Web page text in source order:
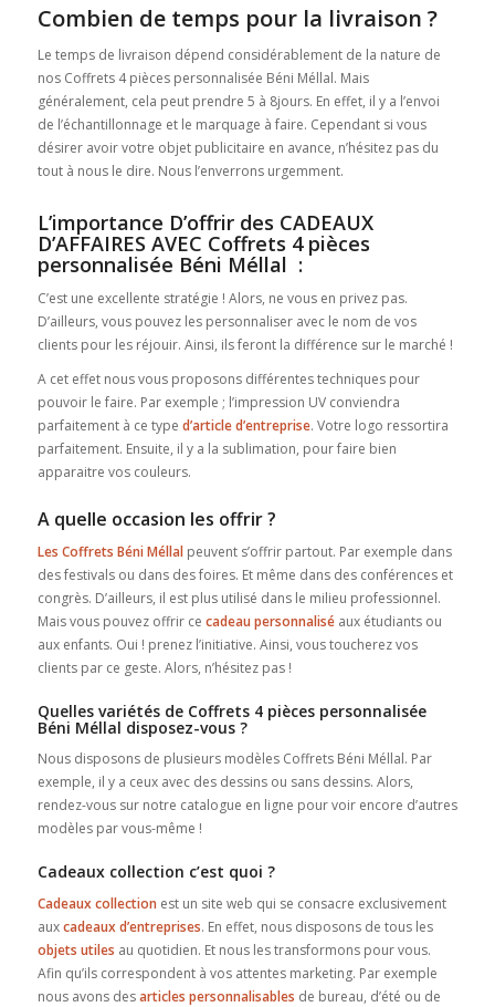
Combien de temps pour la livraison ?
Le temps de livraison dépend considérablement de la nature de
nos Coffrets 4 pièces personnalisée Béni Méllal. Mais
généralement, cela peut prendre 5 à 8jours. En effet, il y a l’envoi
de l’échantillonnage et le marquage à faire. Cependant si vous
désirer avoir votre objet publicitaire en avance, n’hésitez pas du
tout à nous le dire. Nous l’enverrons urgemment.
L’importance D’offrir des CADEAUX
D’AFFAIRES AVEC Coffrets 4 pièces
personnalisée Béni Méllal :
C’est une excellente stratégie ! Alors, ne vous en privez pas.
D’ailleurs, vous pouvez les personnaliser avec le nom de vos
clients pour les réjouir. Ainsi, ils feront la différence sur le marché !
A cet effet nous vous proposons différentes techniques pour
pouvoir le faire. Par exemple ; l’impression UV conviendra
parfaitement à ce type d’article d’entreprise. Votre logo ressortira
parfaitement. Ensuite, il y a la sublimation, pour faire bien
apparaitre vos couleurs.
A quelle occasion les offrir ?
Les Coffrets Béni Méllalpeuvent s’offrir partout. Par exemple dans
des festivals ou dans des foires. Et même dans des conférences et
congrès. D’ailleurs, il est plus utilisé dans le milieu professionnel.
Mais vous pouvez offrir ce cadeau personnaliséaux étudiants ou
aux enfants. Oui ! prenez l’initiative. Ainsi, vous toucherez vos
clients par ce geste. Alors, n’hésitez pas !
Quelles variétés de Coffrets 4 pièces personnalisée
Béni Méllal disposez-vous ?
Nous disposons de plusieurs modèles Coffrets Béni Méllal. Par
exemple, il y a ceux avec des dessins ou sans dessins. Alors,
rendez-vous sur notre catalogue en ligne pour voir encore d’autres
modèles par vous-même !
Cadeaux collection c’est quoi ?
Cadeaux collection est un site web qui se consacre exclusivement
auxcadeaux d’entreprises. En effet, nous disposons de tous les
objets utiles au quotidien. Et nous les transformons pour vous.
Afin qu’ils correspondent à vos attentes marketing. Par exemple
nous avons desarticles personnalisables de bureau, d’été ou de